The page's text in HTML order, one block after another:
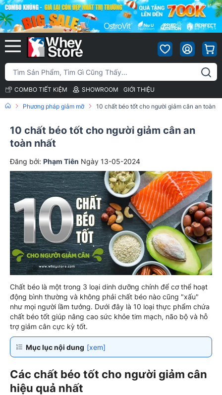
COMBO TIẾT KIỆM SHOWROOM GIỚI THIỆU
Phương pháp giảm mỡ 10 chất béo tốt cho người giảm cân an toàn
10 chất béo tốt cho người giảm cân an
toàn nhất
Đăng bởi: Phạm Tiên Ngày 13-05-2024
Chất béo là một trong 3 loại dinh dưỡng chính để cơ thể hoạt
động bình thường và không phải chất béo nào cũng "xấu"
như mọi người lầm tưởng. Dưới đây là 10 loại thực phẩm chứa
chất béo tốt giúp nâng cao sức khỏe tim mạch, não bộ và hỗ
trợ giảm cân cực kỳ tốt.
Mục lục nội dung [xem]
Các chất béo tốt cho người giảm cân
hiệu quả nhất